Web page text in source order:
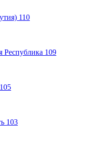
110
Республика 109
105
103